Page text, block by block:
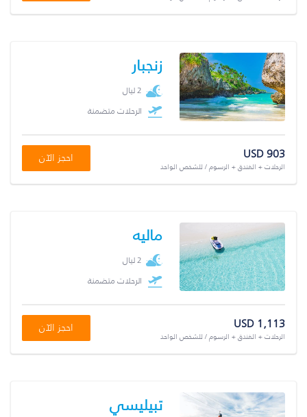
زنجبار
2 ليال
الرحلات متضمنة
USD 903
الرحلات + الفندق + الرسوم / للشخص الواحد
احجز الآن
ماليه
2 ليال
الرحلات متضمنة
USD 1,113
الرحلات + الفندق + الرسوم / للشخص الواحد
احجز الآن
تبيليسي